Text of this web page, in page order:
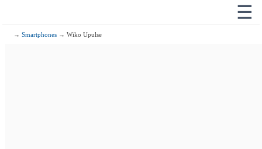
☰
→Smartphones → Wiko Upulse